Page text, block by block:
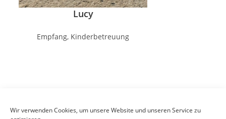
Wir verwenden Cookies, um unsere Website und unseren Service zu
Lucy
Empfang, Kinderbetreuung